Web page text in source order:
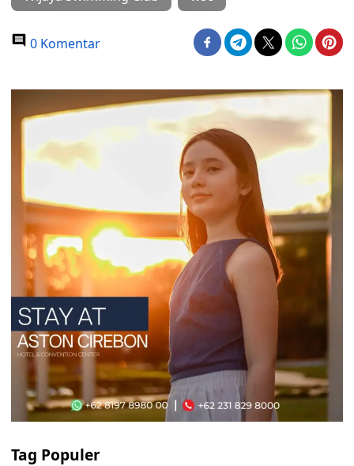
0 Komentar
Tag Populer